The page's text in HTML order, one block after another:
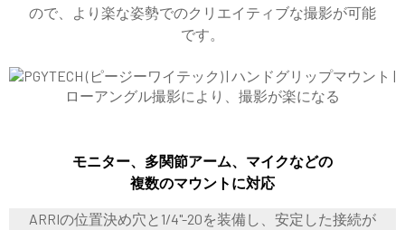
ので、より楽な姿勢でのクリエイティブな撮影が可能
です。
モニター、多関節アーム、マイクなどの
複数のマウントに対応
ARRIの位置決め穴と1/4"-20を装備し、安定した接続が